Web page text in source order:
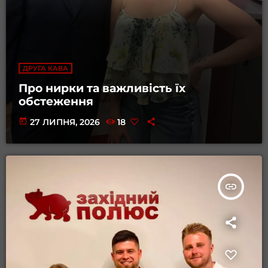
ДРУГА КАВА
Про нирки та важливість їх
обстеження
today 27 ЛИПНЯ, 2026 18
insert_link